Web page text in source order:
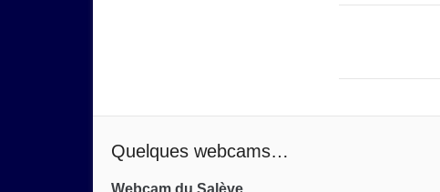
Quelques webcams…